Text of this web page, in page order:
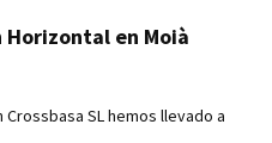
Horizontal en Moià
SL hemos llevado a